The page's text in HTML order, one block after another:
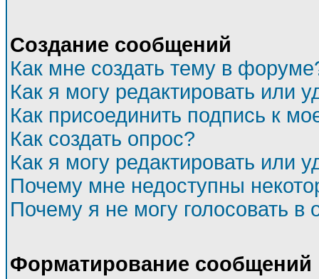
Создание сообщений
Как мне создать тему в
Как я могу редактировать или
Как присоединить подпись к
Как создать опрос?
Как я могу редактировать или
Почему мне недоступны
Почему я не могу голосовать в
Форматирование